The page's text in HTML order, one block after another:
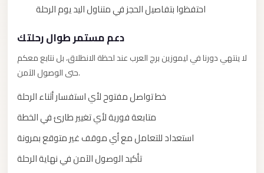
احتفظوا بتفاصيل الحجز في متناول اليد يوم الرحلة
دعم مستمر طوال رحلتك
لا ينتهي دورنا في ليموزين برج العرب عند لحظة الانطلاق، بل نتابع معكم
حتى الوصول الآمن.
خط تواصل مفتوح لأي استفسار أثناء الرحلة
متابعة فورية لأي تغيير طارئ في الخطة
استعداد للتعامل مع أي موقف غير متوقع بمرونة
تأكيد الوصول الآمن في نهاية الرحلة
Service
New
Cairo
Limousine
New
Administrative
Capital
Transfer